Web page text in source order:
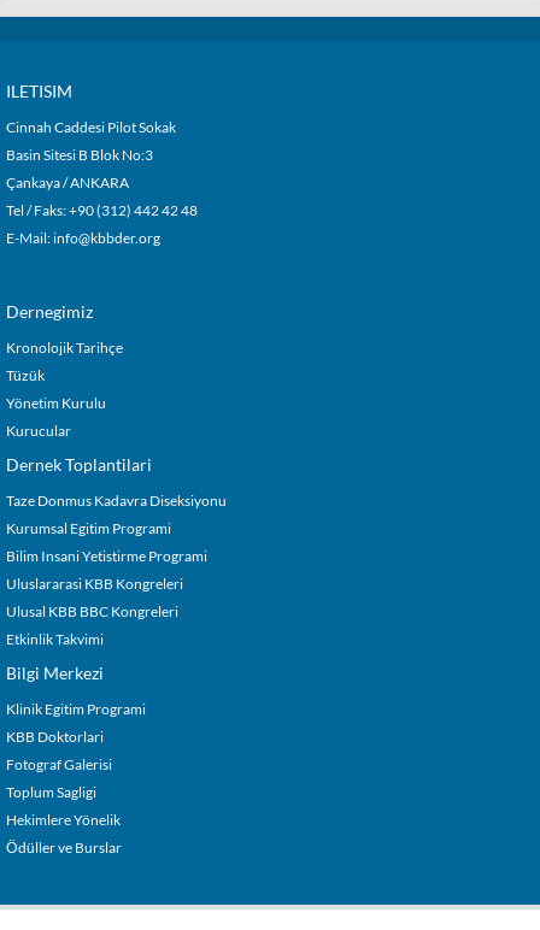
ILETISIM
Cinnah Caddesi Pilot Sokak
Basin Sitesi B Blok No:3
Çankaya / ANKARA
Tel / Faks: +90 (312) 442 42 48
E-Mail:info@kbbder.org
Dernegimiz
Kronolojik Tarihçe
Tüzük
Yönetim Kurulu
Kurucular
Dernek Toplantilari
Taze Donmus Kadavra Diseksiyonu
Kurumsal Egitim Programi
Bilim Insani Yetistirme Programi
Uluslararasi KBB Kongreleri
Ulusal KBB BBC Kongreleri
Etkinlik Takvimi
Bilgi Merkezi
Klinik Egitim Programi
KBB Doktorlari
Fotograf Galerisi
Toplum Sagligi
Hekimlere Yönelik
Ödüller ve Burslar